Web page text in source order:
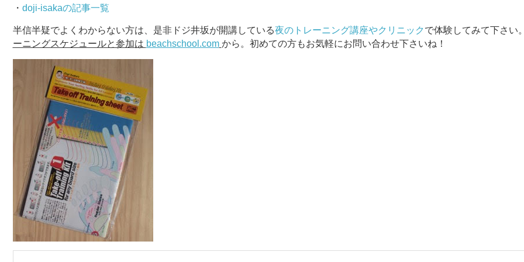
・ doji-isakaの記事一覧
半信半疑でよくわからない方は、是非ドジ井坂が開講している夜のトレーニング講座やクリニック で体験してみて下さい
ーニングスケジュールと参加は beachschool.com から。初めての方もお気軽にお問い合わせ下さいね！